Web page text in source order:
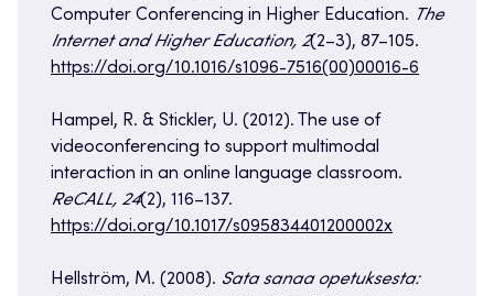
Computer Conferencing in Higher Education. The
Internet and Higher Education, 2(2–3), 87–105.
https://doi.org/10.1016/s1096-7516(00)00016-6
​​Hampel, R. & Stickler, U. (2012). The use of
videoconferencing to support multimodal
interaction in an online language classroom.
ReCALL, 24(2), 116–137.
https://doi.org/10.1017/s095834401200002x
​​Hellström, M. (2008). Sata sanaa opetuksesta: